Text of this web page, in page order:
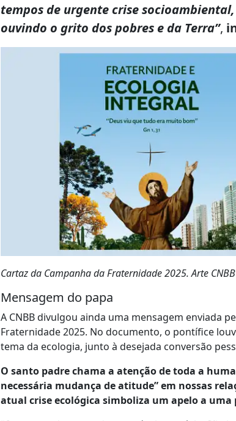
tempos de urgente crise
ouvindo o grito dos pobres e da Terra”,
Cartaz da Campanha da Fraternidade 2025. Arte
Mensagem do papa
A CNBB divulgou ainda uma mensagem enviada
Fraternidade 2025. No documento, o pontífice
tema da ecologia, junto à desejada conversão
O santo padre chama a atenção de toda a
necessária mudança de atitude” em nossas
atual crise ecológica simboliza um apelo a